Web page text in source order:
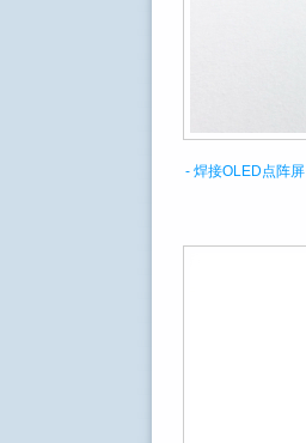
- 焊接OLED点阵屏